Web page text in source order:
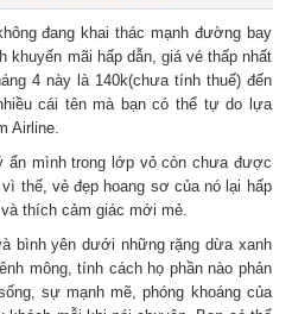
đang khai thác mạnh đường bay
khuyến mãi hấp dẫn, giá vé thấp nhất
4 này là 140k(chưa tính thuế) đến
cái tên mà bạn có thể tự do lựa
Airline.
ẩn mình trong lớp vỏ còn chưa được
thế, vẻ đẹp hoang sơ của nó lại hấp
thích cảm giác mới mẻ.
bình yên dưới những rặng dừa xanh
mông, tính cách họ phần nào phản
sự mạnh mẽ, phóng khoáng của